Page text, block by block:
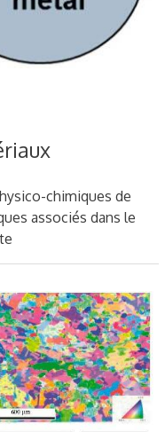
chimiques de
associés dans le